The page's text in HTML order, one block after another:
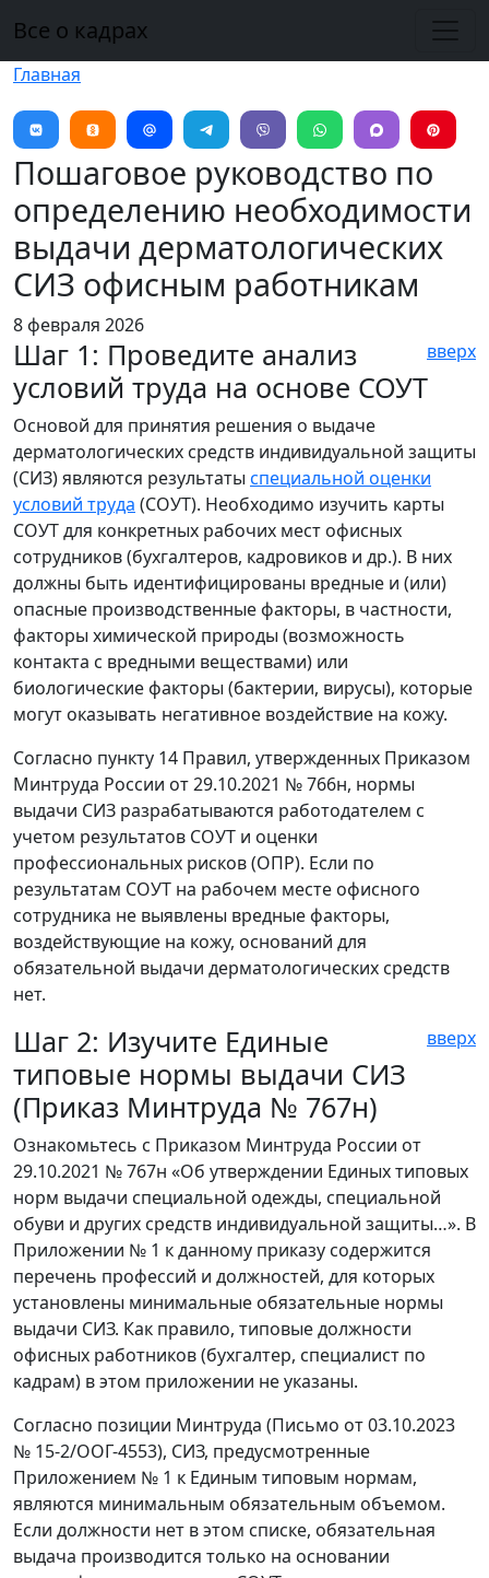
Все о кадрах
Главная
Пошаговое руководство по
определению необходимости
выдачи дерматологических
СИЗ офисным работникам
8 февраля 2026
вверх
Шаг 1: Проведите анализ
условий труда на основе СОУТ
Основой для принятия решения о выдаче
дерматологических средств индивидуальной защиты
(СИЗ) являются результаты специальной оценки
условий труда (СОУТ). Необходимо изучить карты
СОУТ для конкретных рабочих мест офисных
сотрудников (бухгалтеров, кадровиков и др.). В них
должны быть идентифицированы вредные и (или)
опасные производственные факторы, в частности,
факторы химической природы (возможность
контакта с вредными веществами) или
биологические факторы (бактерии, вирусы), которые
могут оказывать негативное воздействие на кожу.
Согласно пункту 14 Правил, утвержденных Приказом
Минтруда России от 29.10.2021 № 766н, нормы
выдачи СИЗ разрабатываются работодателем с
учетом результатов СОУТ и оценки
профессиональных рисков (ОПР). Если по
результатам СОУТ на рабочем месте офисного
сотрудника не выявлены вредные факторы,
воздействующие на кожу, оснований для
обязательной выдачи дерматологических средств
нет.
вверх
Шаг 2: Изучите Единые
типовые нормы выдачи СИЗ
(Приказ Минтруда № 767н)
Ознакомьтесь с Приказом Минтруда России от
29.10.2021 № 767н «Об утверждении Единых типовых
норм выдачи специальной одежды, специальной
обуви и других средств индивидуальной защиты…». В
Приложении № 1 к данному приказу содержится
перечень профессий и должностей, для которых
установлены минимальные обязательные нормы
выдачи СИЗ. Как правило, типовые должности
офисных работников (бухгалтер, специалист по
кадрам) в этом приложении не указаны.
Согласно позиции Минтруда (Письмо от 03.10.2023
№ 15-2/ООГ-4553), СИЗ, предусмотренные
Приложением № 1 к Единым типовым нормам,
являются минимальным обязательным объемом.
Если должности нет в этом списке, обязательная
выдача производится только на основании